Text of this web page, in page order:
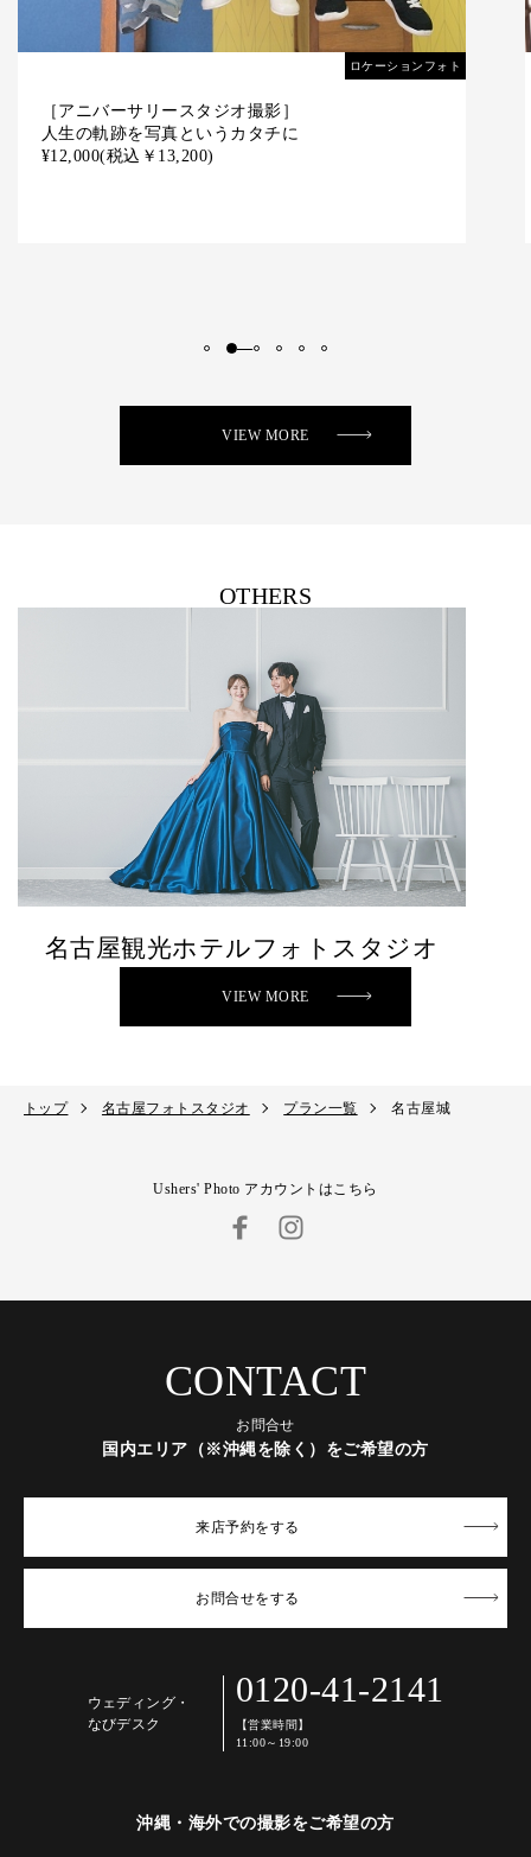
ロケーションフォト
［成人式スタジオ撮影］
人生の軌跡を写真というカタチに
¥12,000(税込￥13,200)
VIEW MORE
OTHERS
名古屋観光ホテルフォトスタジオ
VIEW MORE
トップ 名古屋フォトスタジオ プラン一覧 名古屋城
Ushers' Photo アカウントはこちら
CONTACT
お問合せ
国内エリア（※沖縄を除く）をご希望の方
来店予約をする
お問合せをする
ウェディング・
なびデスク
0120-41-2141
【営業時間】
11:00～19:00
沖縄・海外での撮影をご希望の方